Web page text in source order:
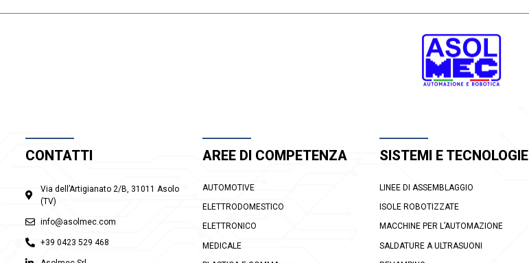
CONTATTI
Via dell’Artigianato 2/B, 31011 Asolo
(TV)
info@asolmec.com
+39 0423 529 468
AREE DI COMPETENZA
AUTOMOTIVE
ELETTRODOMESTICO
ELETTRONICO
MEDICALE
SISTEMI E TECNOLOGIE
LINEE DI ASSEMBLAGGIO
ISOLE ROBOTIZZATE
MACCHINE PER L’AUTOMAZIONE
SALDATURE A ULTRASUONI